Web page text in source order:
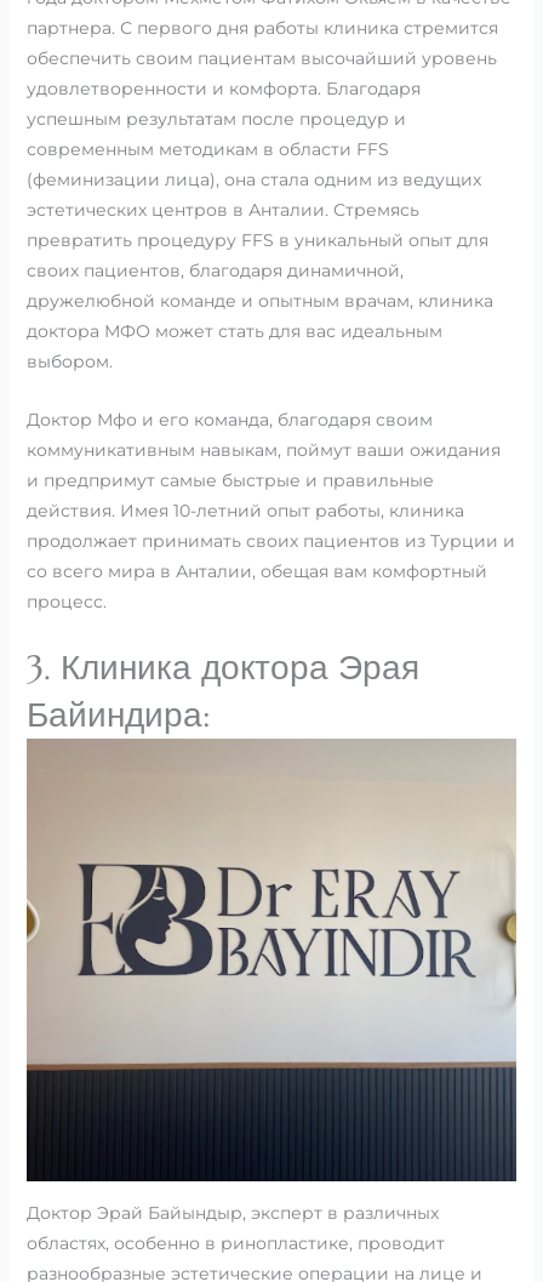
партнера. С первого дня работы клиника стремится
обеспечить своим пациентам высочайший уровень
удовлетворенности и комфорта. Благодаря
успешным результатам после процедур и
современным методикам в области FFS
(феминизации лица), она стала одним из ведущих
эстетических центров в Анталии. Стремясь
превратить процедуру FFS в уникальный опыт для
своих пациентов, благодаря динамичной,
дружелюбной команде и опытным врачам, клиника
доктора МФО может стать для вас идеальным
выбором.
Доктор Мфо и его команда, благодаря своим
коммуникативным навыкам, поймут ваши ожидания
и предпримут самые быстрые и правильные
действия. Имея 10-летний опыт работы, клиника
продолжает принимать своих пациентов из Турции и
со всего мира в Анталии, обещая вам комфортный
процесс.
3. Клиника доктора Эрая
Байиндира:
Доктор Эрай Байындыр, эксперт в различных
областях, особенно в ринопластике, проводит
разнообразные эстетические операции на лице и